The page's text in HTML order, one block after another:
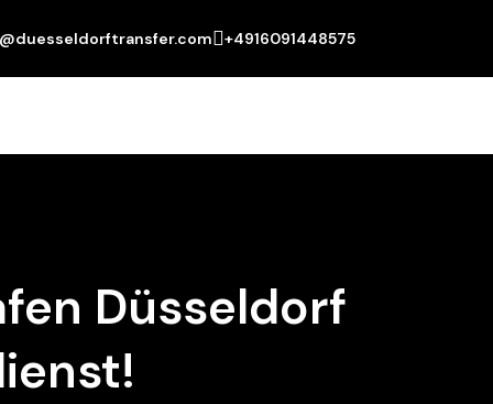
+4916091448575
Düsseldorf